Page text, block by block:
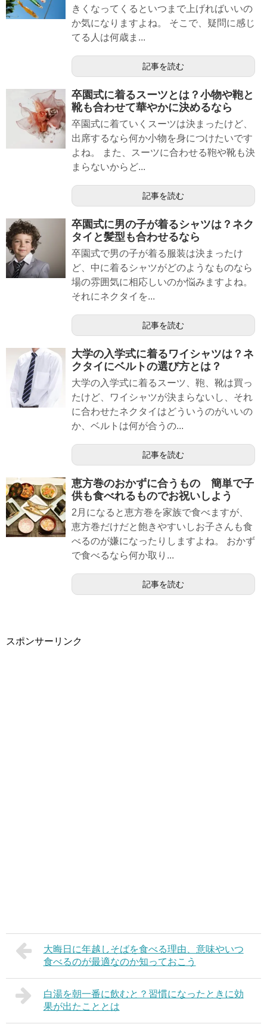
きくなってくるといつまで上げればいいの
か気になりますよね。 そこで、疑問に感じ
てる人は何歳ま...
記事を読む
卒園式に着るスーツとは？小物や鞄と
靴も合わせて華やかに決めるなら
卒園式に着ていくスーツは決まったけど、
出席するなら何か小物を身につけたいです
よね。 また、スーツに合わせる鞄や靴も決
まらないからど...
記事を読む
卒園式に男の子が着るシャツは？ネク
タイと髪型も合わせるなら
卒園式で男の子が着る服装は決まったけ
ど、中に着るシャツがどのようなものなら
場の雰囲気に相応しいのか悩みますよね。
それにネクタイを...
記事を読む
大学の入学式に着るワイシャツは？ネ
クタイにベルトの選び方とは？
大学の入学式に着るスーツ、鞄、靴は買っ
たけど、ワイシャツが決まらないし、それ
に合わせたネクタイはどういうのがいいの
か、ベルトは何が合うの...
記事を読む
恵方巻のおかずに合うもの 簡単で子
供も食べれるものでお祝いしよう
2月になると恵方巻を家族で食べますが、
恵方巻だけだと飽きやすいしお子さんも食
べるのが嫌になったりしますよね。 おかず
で食べるなら何か取り...
記事を読む
スポンサーリンク
大晦日に年越しそばを食べる理由、意味やいつ
食べるのが最適なのか知っておこう
白湯を朝一番に飲むと？習慣になったときに効
果が出たこととは